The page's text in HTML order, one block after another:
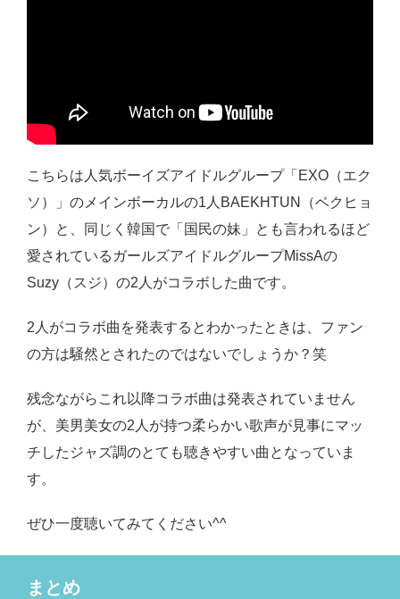
こちらは人気ボーイズアイドルグループ「EXO（エク
ソ）」のメインボーカルの1人BAEKHTUN（ベクヒョ
ン）と、同じく韓国で「国民の妹」とも言われるほど
愛されているガールズアイドルグループMissAの
Suzy（スジ）の2人がコラボした曲です。
2人がコラボ曲を発表するとわかったときは、ファン
の方は騒然とされたのではないでしょうか？笑
残念ながらこれ以降コラボ曲は発表されていません
が、美男美女の2人が持つ柔らかい歌声が見事にマッ
チしたジャズ調のとても聴きやすい曲となっていま
す。
ぜひ一度聴いてみてください^^
まとめ